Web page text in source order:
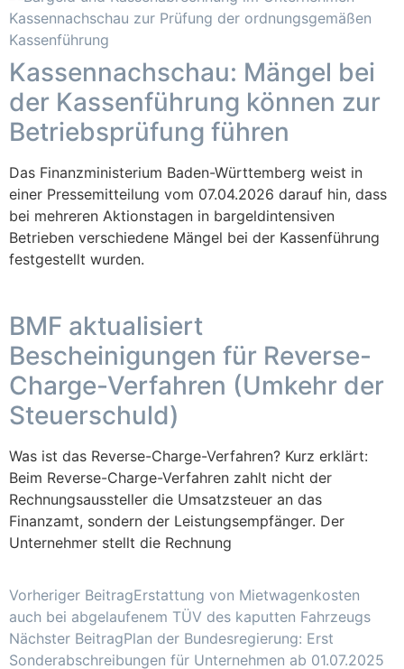
Kassennachschau: Mängel bei
der Kassenführung können zur
Betriebsprüfung führen
Das Finanzministerium Baden-Württemberg weist in
einer Pressemitteilung vom 07.04.2026 darauf hin, dass
bei mehreren Aktionstagen in bargeldintensiven
Betrieben verschiedene Mängel bei der Kassenführung
festgestellt wurden.
BMF aktualisiert
Bescheinigungen für Reverse-
Charge-Verfahren (Umkehr der
Steuerschuld)
Was ist das Reverse-Charge-Verfahren? Kurz erklärt:
Beim Reverse-Charge-Verfahren zahlt nicht der
Rechnungsaussteller die Umsatzsteuer an das
Finanzamt, sondern der Leistungsempfänger. Der
Unternehmer stellt die Rechnung
Vorheriger BeitragErstattung von Mietwagenkosten
auch bei abgelaufenem TÜV des kaputten Fahrzeugs
Nächster BeitragPlan der Bundesregierung: Erst
Sonderabschreibungen für Unternehmen ab 01.07.2025